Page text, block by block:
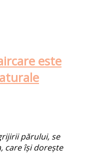
este
părului, se
care își dorește